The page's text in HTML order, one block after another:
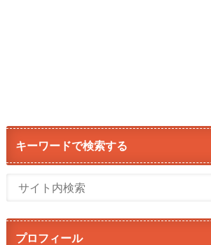
キーワードで検索する
プロフィール